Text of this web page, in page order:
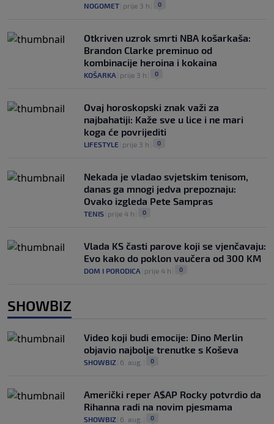
NOGOMET prije 3 h 0
Otkriven uzrok smrti NBA košarkaša:
Brandon Clarke preminuo od
kombinacije heroina i kokaina
KOŠARKA prije 3 h 0
Ovaj horoskopski znak važi za
najbahatiji: Kaže sve u lice i ne mari
koga će povrijediti
LIFESTYLE prije 3 h 0
Nekada je vladao svjetskim tenisom,
danas ga mnogi jedva prepoznaju:
Ovako izgleda Pete Sampras
TENIS prije 4 h 0
Vlada KS časti parove koji se vjenčavaju:
Evo kako do poklon vaučera od 300 KM
DOM I PORODICA prije 4 h 0
SHOWBIZ
Video koji budi emocije: Dino Merlin
objavio najbolje trenutke s Koševa
SHOWBIZ 6. aug. 0
Američki reper A$AP Rocky potvrdio da
Rihanna radi na novim pjesmama
SHOWBIZ 6. aug. 0